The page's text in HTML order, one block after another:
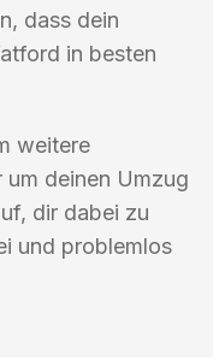
dass dein
in besten
weitere
deinen Umzug
dir dabei zu
und problemlos